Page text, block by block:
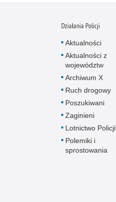
Działania Policji
Aktualności
Aktualności z
województw
Archiwum X
Ruch drogowy
Poszukiwani
Zaginieni
Lotnictwo Policji
Polemiki i
sprostowania